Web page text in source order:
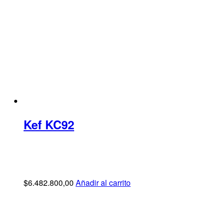
Kef KC92
$6.482.800,00 Añadir al carrito